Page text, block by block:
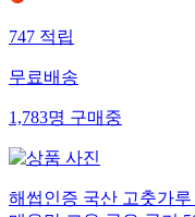
747적립
무료배송
1,783명구매중
해썹인증 국산 고춧가